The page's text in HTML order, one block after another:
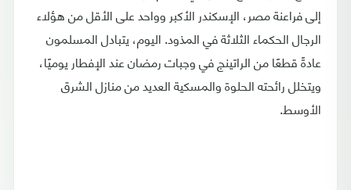
إلى فراعنة مصر، الإسكندر الأكبر وواحد على الأقل من هؤلاء
الرجال الحكماء الثلاثة في المذود. اليوم، يتبادل المسلمون
عادةً قطعًا من الراتينج في وجبات رمضان عند الإفطار يوميًا،
ويتخلل رائحته الحلوة والمسكية العديد من منازل الشرق
الأوسط.